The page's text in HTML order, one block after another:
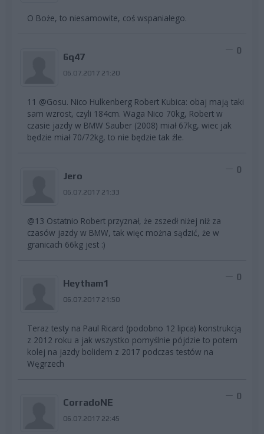
O Boże, to niesamowite, coś wspaniałego.
6q47
06.07.2017 21:20
0
11 @Gosu. Nico Hulkenberg Robert Kubica: obaj mają taki
sam wzrost, czyli 184cm. Waga Nico 70kg, Robert w
czasie jazdy w BMW Sauber (2008) miał 67kg, wiec jak
będzie miał 70/72kg, to nie będzie tak źle.
Jero
06.07.2017 21:33
0
@13 Ostatnio Robert przyznał, że zszedł niżej niż za
czasów jazdy w BMW, tak więc można sądzić, że w
granicach 66kg jest :)
Heytham1
06.07.2017 21:50
0
Teraz testy na Paul Ricard (podobno 12 lipca) konstrukcją
z 2012 roku a jak wszystko pomyślnie pójdzie to potem
kolej na jazdy bolidem z 2017 podczas testów na
Węgrzech
CorradoNE
06.07.2017 22:45
0